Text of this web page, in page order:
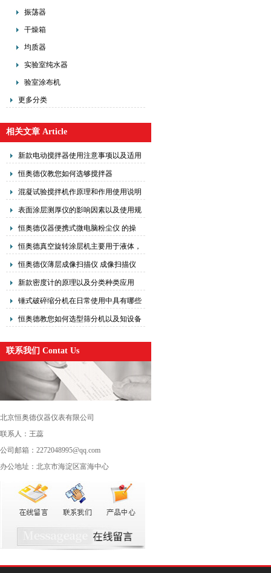
振荡器
干燥箱
均质器
实验室纯水器
验室涂布机
更多分类
相关文章 Article
新款电动搅拌器使用注意事项以及适用
范围
恒奥德仪教您如何选够搅拌器
混凝试验搅拌机作原理和作用使用说明
表面涂层测厚仪的影响因素以及使用规
定
恒奥德仪器便携式微电脑粉尘仪 的操
作使用原理
恒奥德真空旋转涂层机主要用于液体，
胶体在材料表面薄膜的形成
恒奥德仪薄层成像扫描仪 成像扫描仪
操作流程工作原理
新款密度计的原理以及分类种类应用
锤式破碎缩分机在日常使用中具有哪些
优点？
恒奥德教您如何选型筛分机以及知设备
联系我们 Contat Us
北京恒奥德仪器仪表有限公司
联系人：王蕊
公司邮箱：2272048995@qq.com
办公地址：北京市海淀区富海中心